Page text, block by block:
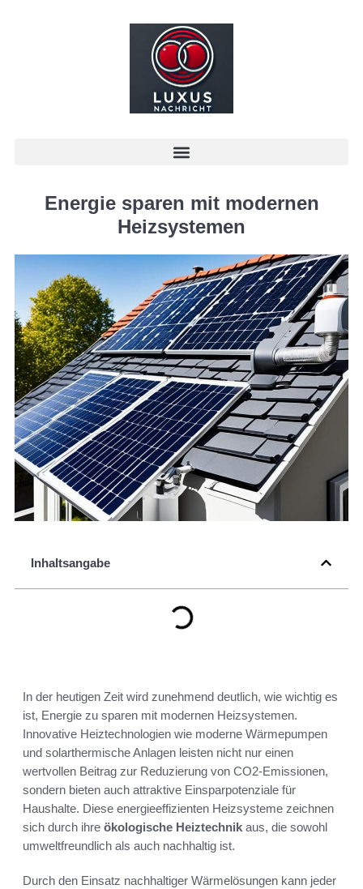
Energie sparen mit modernen
Heizsystemen
Inhaltsangabe
In der heutigen Zeit wird zunehmend deutlich, wie wichtig es
ist, Energie zu sparen mit modernen Heizsystemen.
Innovative Heiztechnologien wie moderne Wärmepumpen
und solarthermische Anlagen leisten nicht nur einen
wertvollen Beitrag zur Reduzierung von CO2-Emissionen,
sondern bieten auch attraktive Einsparpotenziale für
Haushalte. Diese energieeffizienten Heizsysteme zeichnen
sich durch ihre ökologische Heiztechnik aus, die sowohl
umweltfreundlich als auch nachhaltig ist.
Durch den Einsatz nachhaltiger Wärmelösungen kann jeder